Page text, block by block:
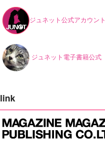
ジュネット公式アカウント
ジュネット電子書籍公式
link